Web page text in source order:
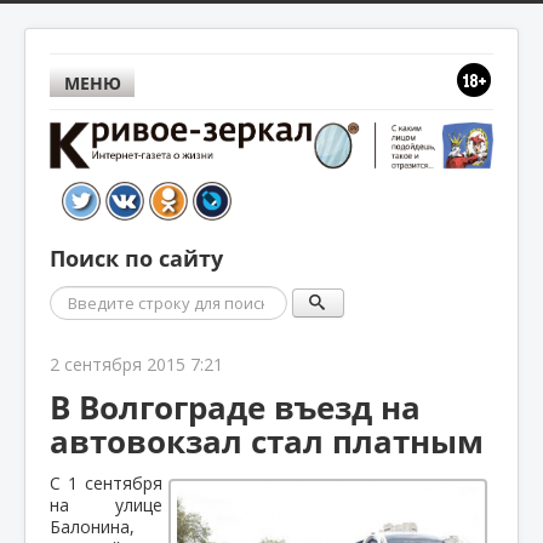
МЕНЮ
Поиск по сайту
Поиск
2 сентября 2015 7:21
В Волгограде въезд на
автовокзал стал платным
С 1 сентября
на улице
Балонина,